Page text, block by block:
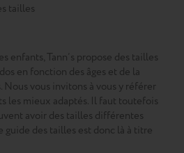
tailles
enfants, Tann’s propose des tailles
en fonction des âges et de la
vous invitons à vous y référer
les mieux adaptés. Il faut toutefois
avoir des tailles différentes
guide des tailles est donc là à titre